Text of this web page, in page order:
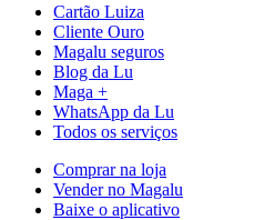
Cartão Luiza
Cliente Ouro
Magalu seguros
Blog da Lu
Maga +
WhatsApp da Lu
Todos os serviços
Comprar na loja
Vender no Magalu
Baixe o aplicativo